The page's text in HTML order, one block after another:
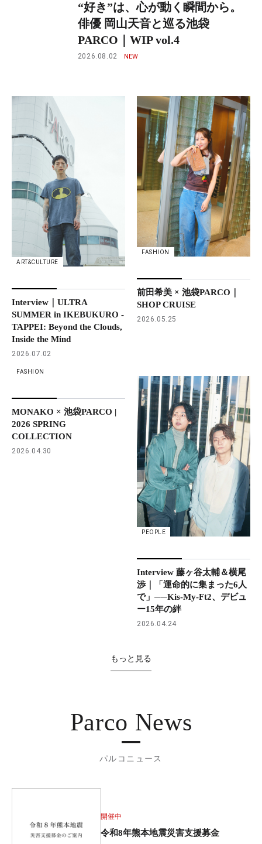
“好き”は、心が動く瞬間から。
俳優 岡山天音と巡る池袋
PARCO｜WIP vol.4
2026.08.02
ART&CULTURE
Interview｜ULTRA
SUMMER in IKEBUKURO -
TAPPEI: Beyond the Clouds,
Inside the Mind
2026.07.02
FASHION
前田希美 × 池袋PARCO｜
SHOP CRUISE
2026.05.25
FASHION
MONAKO × 池袋PARCO |
2026 SPRING
COLLECTION
2026.04.30
PEOPLE
Interview 藤ヶ谷太輔＆横尾
渉｜「運命的に集まった6人
で」──Kis-My-Ft2、デビュ
ー15年の絆
2026.04.24
もっと見る
Parco News
パルコニュース
開催中
令和8年熊本地震災害支援募金